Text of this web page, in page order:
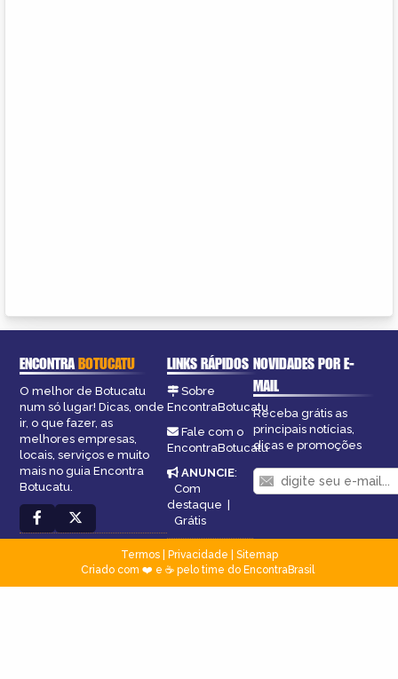
ENCONTRABOTUCATU
O melhor de Botucatu
num só lugar! Dicas, onde
ir, o que fazer, as
melhores empresas,
locais, serviços e muito
mais no guia Encontra
Botucatu.
LINKS RÁPIDOS
Sobre
EncontraBotucatu
Fale com o
EncontraBotucatu
ANUNCIE:
Com
destaque |
Grátis
NOVIDADES POR E-
MAIL
Receba grátis as
principais notícias,
dicas e promoções
Termos| Privacidade
Sitemap
Criado com ❤️ e ☕ pelo time do EncontraBrasil